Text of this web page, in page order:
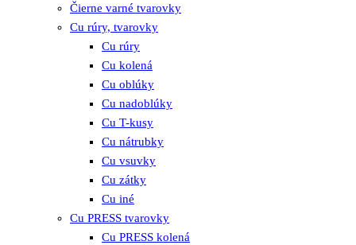
Čierne varné tvarovky
Cu rúry, tvarovky
Cu rúry
Cu kolená
Cu oblúky
Cu nadoblúky
Cu T-kusy
Cu nátrubky
Cu vsuvky
Cu zátky
Cu iné
Cu PRESS tvarovky
Cu PRESS kolená